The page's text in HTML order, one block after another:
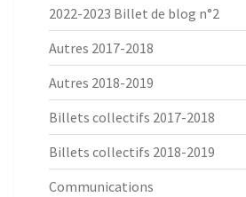
2022-2023 Billet de blog n°2
Autres 2017-2018
Autres 2018-2019
Billets collectifs 2017-2018
Billets collectifs 2018-2019
Communications